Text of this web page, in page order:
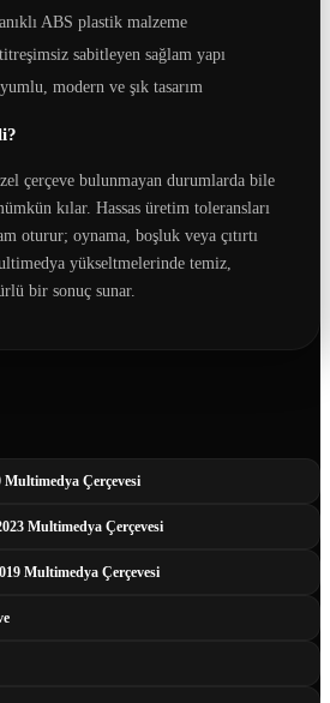
ABS plastik malzeme
sabitleyen sağlam yapı
modern ve şık tasarım
çerçeve bulunmayan durumlarda bile
kılar. Hassas üretim toleransları
oturur; oynama, boşluk veya çıtırtı
yükseltmelerinde temiz,
bir sonuç sunar.
Çerçevesi
Multimedya Çerçevesi
Multimedya Çerçevesi